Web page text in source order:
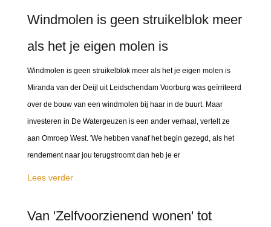
Windmolen is geen struikelblok meer
als het je eigen molen is
Windmolen is geen struikelblok meer als het je eigen molen is
Miranda van der Deijl uit Leidschendam Voorburg was geïrriteerd
over de bouw van een windmolen bij haar in de buurt. Maar
investeren in De Watergeuzen is een ander verhaal, vertelt ze
aan Omroep West. 'We hebben vanaf het begin gezegd, als het
rendement naar jou terugstroomt dan heb je er
Lees verder
Van 'Zelfvoorzienend wonen' tot